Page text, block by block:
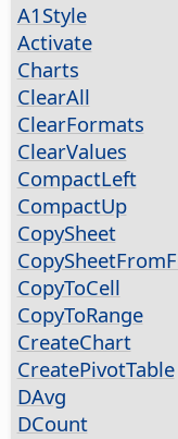
A1Style
Activate
Charts
ClearAll
ClearFormats
ClearValues
CompactLeft
CompactUp
CopySheet
CopyToCell
CopyToRange
CreateChart
CreatePivotTable
DAvg
DCount